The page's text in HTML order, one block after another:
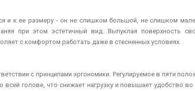
и к ее размеру - он не слишком большой, не слишком
при этом эстетичный вид. Выпуклая поверхность
с комфортом работать даже в стесненных условиях.
с принципами эргономики. Регулируемое в пяти
всей голове, что снижает нагрузку и повышает удобство